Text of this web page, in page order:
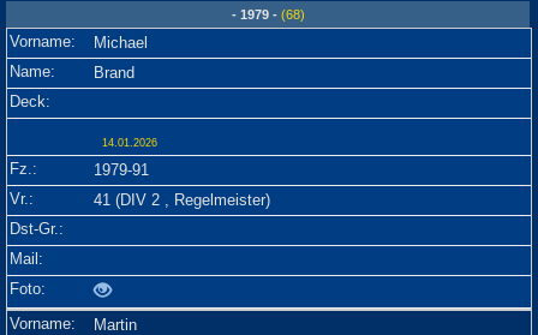
- 1979 - (68)
Michael
Brand
14.01.2026
1979-91
41 (DIV 2 , Regelmeister)
Martin